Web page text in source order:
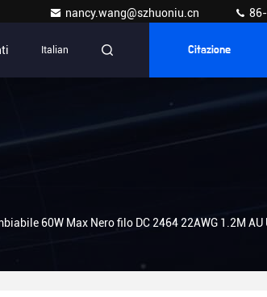
nancy.wang@szhuoniu.cn
Italian Citazione
60W Max Nero filo DC 2464 22AWG 1.2M AU